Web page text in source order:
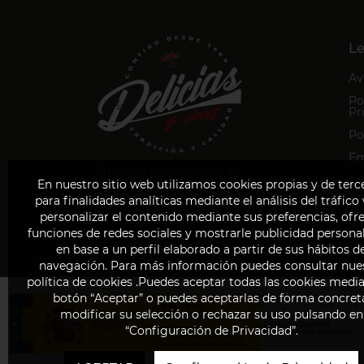
En nuestro sitio web utilizamos cookies propias y de
para finalidades analíticas mediante el análisis del tráfico
personalizar el contenido mediante sus preferencias,
funciones de redes sociales y mostrarle publicidad
en base a un perfil elaborado a partir de sus hábitos
navegación. Para más información puedes consultar
política de cookies .Puedes aceptar todas las cookies
botón “Aceptar” o puedes aceptarlas de forma
modificar su selección o rechazar su uso pulsando en
“Configuración de Privacidad”.
la venta y distribución de
alimentos y bebidas desde 1952.